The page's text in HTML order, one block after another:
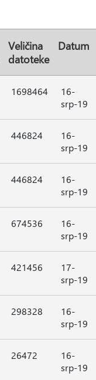
Veličina
datoteke
Datum
1698464
16-
srp-19
446824
16-
srp-19
446824
16-
srp-19
674536
16-
srp-19
421456
17-
srp-19
298328
16-
srp-19
26472
16-
srp-19